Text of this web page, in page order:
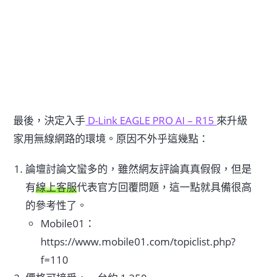
最後，決定入手 D-Link EAGLE PRO AI – R15 來升級
家用無線網路的環境。原因不外乎這幾點：
論壇討論文蠻多的，雖然網友評論真真假假，但是
有線上客服代表官方回覆問題，這一點就具備很高
的參考性了。
Mobile01：
https://www.mobile01.com/topiclist.php?
f=110